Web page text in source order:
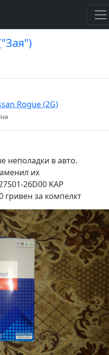
Rogue (2G)
неполадки в авто.
их
26D00 KAP
гривен за компелкт